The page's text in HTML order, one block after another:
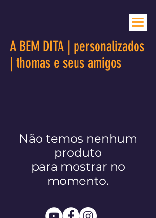
A BEM DITA | personalizados
| thomas e seus amigos
Não temos nenhum
produto
para mostrar no
momento.